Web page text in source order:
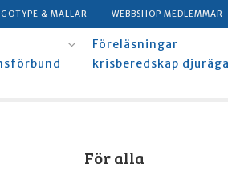
& MALLAR WEBBSHOP MEDLEMMAR
Föreläsningar
krisberedskap
För alla